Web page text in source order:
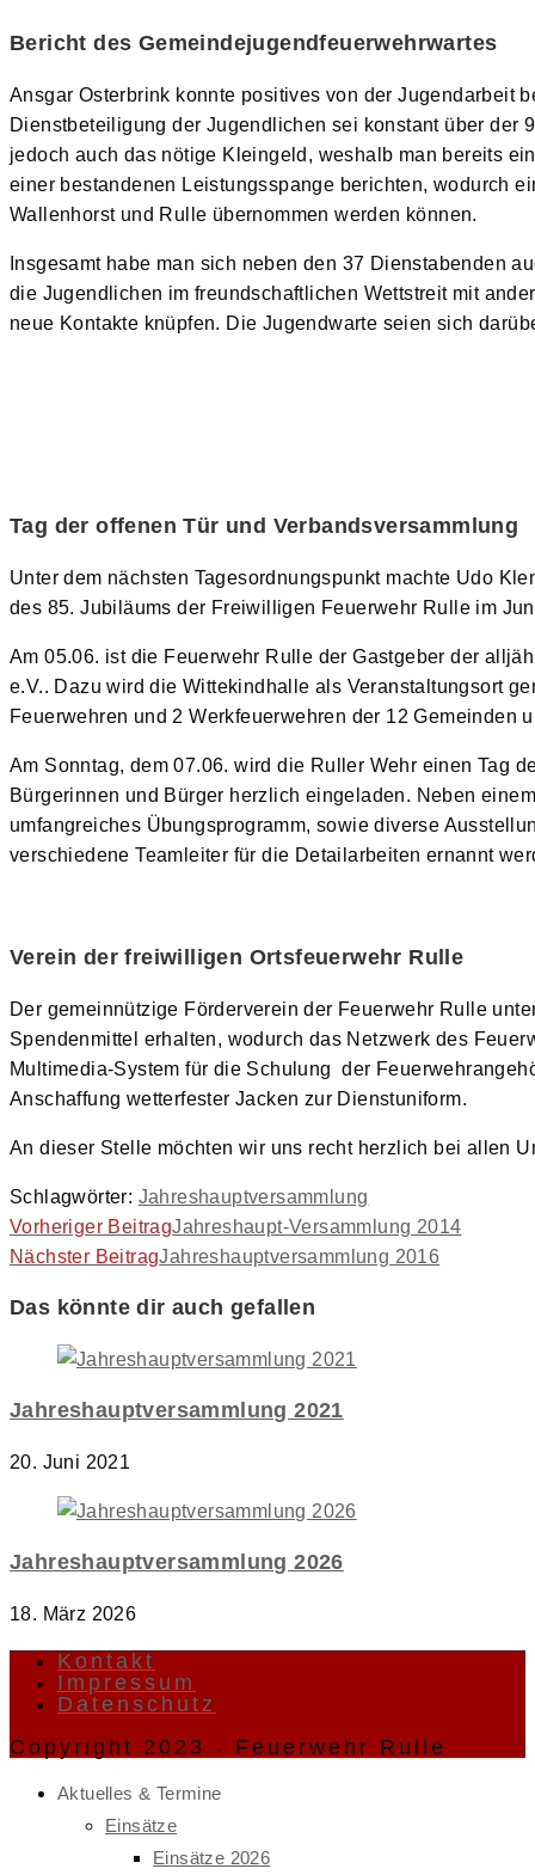
Bericht des Gemeindejugendfeuerwehrwartes
Ansgar Osterbrink konnte positives von der Jugendarbeit
Dienstbeteiligung der Jugendlichen sei konstant über der
jedoch auch das nötige Kleingeld, weshalb man bereits
einer bestandenen Leistungsspange berichten, wodurch
Wallenhorst und Rulle übernommen werden können.
Insgesamt habe man sich neben den 37 Dienstabenden
die Jugendlichen im freundschaftlichen Wettstreit mit
neue Kontakte knüpfen. Die Jugendwarte seien sich
Tag der offenen Tür und Verbandsversammlung
Unter dem nächsten Tagesordnungspunkt machte Udo
des 85. Jubiläums der Freiwilligen Feuerwehr Rulle im
Am 05.06. ist die Feuerwehr Rulle der Gastgeber der
e.V.. Dazu wird die Wittekindhalle als Veranstaltungsort
Feuerwehren und 2 Werkfeuerwehren der 12 Gemeinden
Am Sonntag, dem 07.06. wird die Ruller Wehr einen Tag
Bürgerinnen und Bürger herzlich eingeladen. Neben
umfangreiches Übungsprogramm, sowie diverse
verschiedene Teamleiter für die Detailarbeiten ernannt
Verein der freiwilligen Ortsfeuerwehr Rulle
Der gemeinnützige Förderverein der Feuerwehr Rulle
Spendenmittel erhalten, wodurch das Netzwerk des
Multimedia-System für die Schulung der
Anschaffung wetterfester Jacken zur Dienstuniform.
An dieser Stelle möchten wir uns recht herzlich bei allen
Schlagwörter: Jahreshauptversammlung
Weitere
Artikel
ansehen
Vorheriger BeitragJahreshaupt-Versammlung 2014
Nächster BeitragJahreshauptversammlung 2016
Das könnte dir auch gefallen
Jahreshauptversammlung 2021
20. Juni 2021
Jahreshauptversammlung 2026
18. März 2026
Kontakt
Impressum
Datenschutz
Copyright 2023 - Feuerwehr Rulle
Aktuelles & Termine
Einsätze
Einsätze 2026